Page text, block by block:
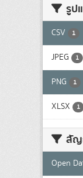
รูป
CSV 1
JPEG 1
PNG 1
XLSX 1
สั
Open